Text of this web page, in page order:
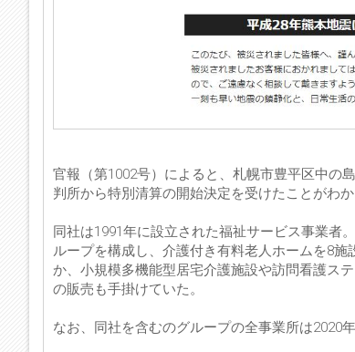
官報（第1002号）によると、札幌市豊平区中の
判所から特別清算の開始決定を受けたことがわ
同社は1991年に設立された福祉サービス事業者
ループを構成し、介護付き有料老人ホームを8
か、小規模多機能型居宅介護施設や訪問看護ス
の販売も手掛けていた。
なお、同社を含むのグループの全事業所は2020